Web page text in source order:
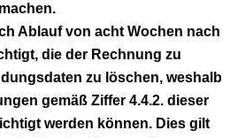
Ablauf von acht Wochen nach
die der Rechnung zu
zu löschen, weshalb
gemäß Ziffer 4.4.2. dieser
werden können. Dies gilt